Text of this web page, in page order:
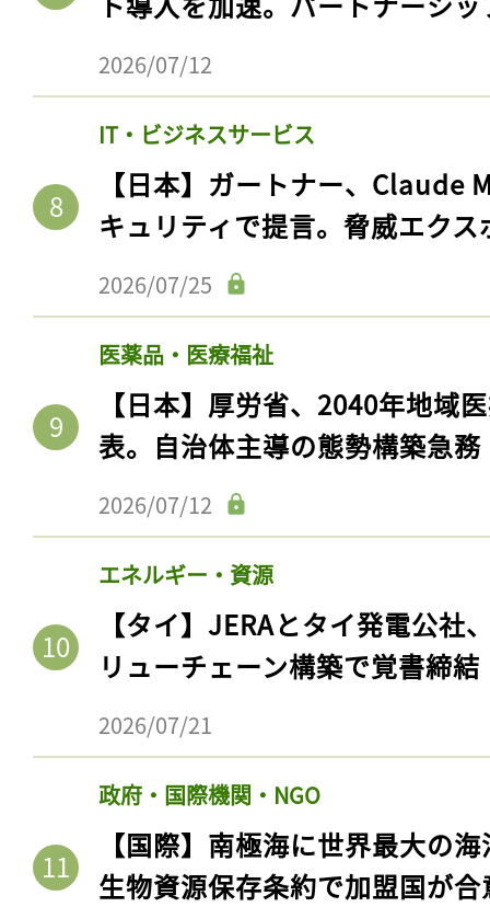
2026/07/12
IT・ビジネスサービス
【日本】ガートナー、Claude
キュリティで提言。脅威エク
2026/07/25
医薬品・医療福祉
【日本】厚労省、2040年地域
表。自治体主導の態勢構築急務
2026/07/12
エネルギー・資源
【タイ】JERAとタイ発電公社
リューチェーン構築で覚書締結
2026/07/21
政府・国際機関・NGO
【国際】南極海に世界最大の
生物資源保存条約で加盟国が合